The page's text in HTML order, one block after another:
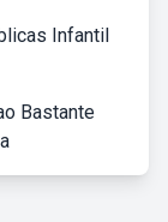
Infantil
Bastante